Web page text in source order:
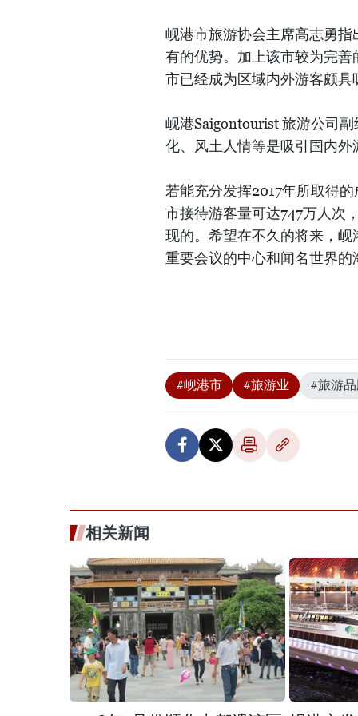
岘港市旅游协会主席高志勇
有的优势。加上该市较为完
市已经成为区域内外游客颇
岘港Saigontourist 旅游公司
化、风土人情等是吸引国内
若能充分发挥2017年所取得
市接待游客量可达747万人次
现的。希望在不久的将来，
重要会议的中心和闻名世界
#岘港市 #旅游业 #旅游
相关新闻